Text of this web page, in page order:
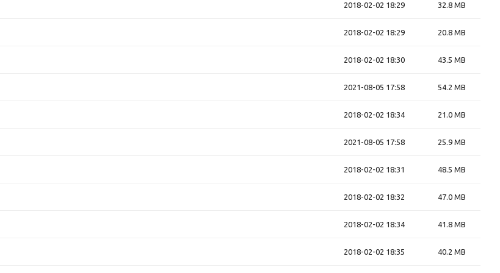
2018-02-02 18:29 32.8 MB
2018-02-02 18:29 20.8 MB
2018-02-02 18:30 43.5 MB
2021-08-05 17:58 54.2 MB
2018-02-02 18:34 21.0 MB
2021-08-05 17:58 25.9 MB
2018-02-02 18:31 48.5 MB
2018-02-02 18:32 47.0 MB
2018-02-02 18:34 41.8 MB
2018-02-02 18:35 40.2 MB